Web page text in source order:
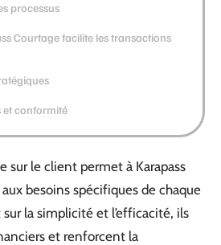
processus
Courtage facilite les transactions
et conformité
sur le client permet à Karapass
aux besoins spécifiques de chaque
la simplicité et l’efficacité, ils
et renforcent la